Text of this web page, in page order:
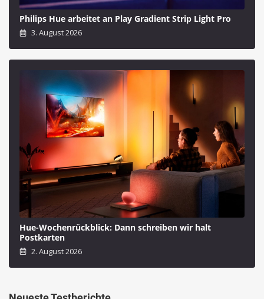
Philips Hue arbeitet an Play Gradient Strip Light Pro
3. August 2026
Hue-Wochenrückblick: Dann schreiben wir halt
Postkarten
2. August 2026